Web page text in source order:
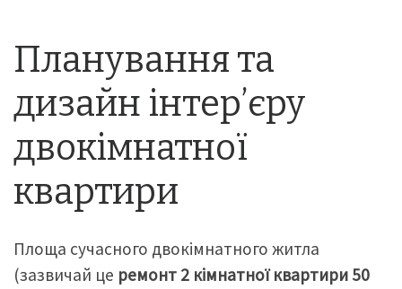
Планування та
дизайн інтер’єру
двокімнатної
квартири
Площа сучасного двокімнатного житла
(зазвичай це ремонт 2 кімнатної квартири 50